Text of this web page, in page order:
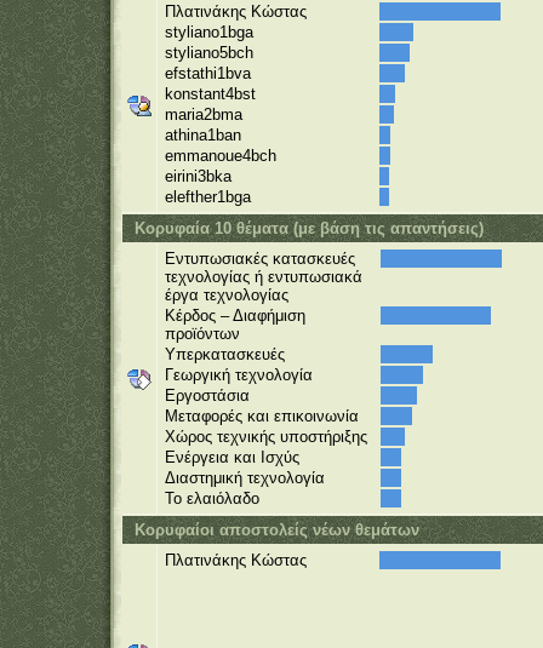
Πλατινάκης Κώστας
styliano1bga
styliano5bch
efstathi1bva
konstant4bst
maria2bma
athina1ban
emmanoue4bch
eirini3bka
elefther1bga
Κορυφαία 10 θέματα (με βάση τις απαντήσεις)
Εντυπωσιακές κατασκευές
τεχνολογίας ή εντυπωσιακά
έργα τεχνολογίας
Κέρδος – Διαφήμιση
προϊόντων
Υπερκατασκευές
Γεωργική τεχνολογία
Εργοστάσια
Μεταφορές και επικοινωνία
Χώρος τεχνικής υποστήριξης
Ενέργεια και Ισχύς
Διαστημική τεχνολογία
Το ελαιόλαδο
Κορυφαίοι αποστολείς νέων θεμάτων
Πλατινάκης Κώστας